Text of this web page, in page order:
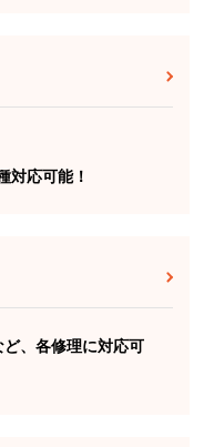
応可能！
、各修理に対応可